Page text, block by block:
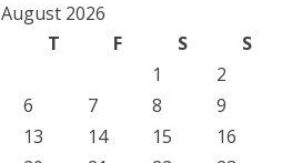
August 2026
T F S
S
1
2
6 7 8
9
13 14 15
16